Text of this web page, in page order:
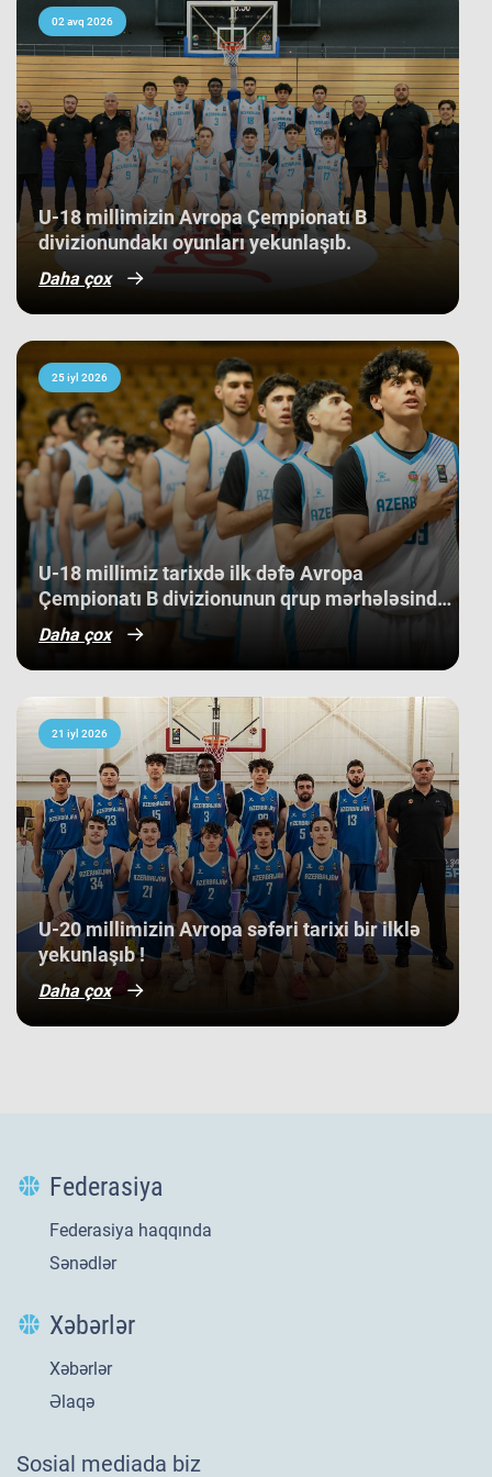
çempionatı 11-ci pillədə başa vurub.
Bu nəticə Azərbaycan basketbol
tarixində bir ilk kimi də statistikaya
düşüb. İlk baxışda yarışın tam
mərkəzində qərarlaşmaq adi bir
nəticə kimi görünsə də,
komandamızın yer aldığı qrupun
ağırlığı və rəqiblərin səviyyəsi bu
nəticənin adi bir nəticə olmadığını
göstərir. Bunu qrup mərhələsində
qarşılaşdığımız komandaların
çempionatın sonundakı yekun
mövqeləri də aydın sübut edir. Belə ki,
qrupdakı ən güclü rəqibimiz olan
İsveç millisi çempionatın bürünc
5-cisi olub. Şimali Makedoniya
yığması isə ilk onluqda qərarlaşaraq
çempionatı 9-cu sırada bitirib.
Millimiz çempionat boyu göstərdiyi
əzmkar oyun sayəsində ümumi
sıralamada düz 10 ölkəni geridə
qoymağı bacarıb. Basketbolçularımız
turnir cədvəlində Niderland, İsveçrə,
Kipr, Gürcüstan, Danimarka, Estoniya,
Slovakiya, Ermənistan, Albaniya və
Kosovo kimi komandaları üstəliyə
bilib. ​Belə bir gərgin rəqabət
mühitində qazanılan 11-ci yer gənc
basketbolçularımız üçün həm böyük
beynəlxalq təcrübə, həm də gələcək
turnirlərdə daha böyük uğurlar
02 avq 2026
U-18 millimizin Avropa Çempionatı B
divizionundakı oyunları yekunlaşıb.
Daha çox
25 iyl 2026
U-18 millimiz tarixdə ilk dəfə Avropa
Çempionatı B divizionunun qrup mərhələsində
qələbə qazanıb.
Daha çox
21 iyl 2026
​U-20 millimizin Avropa səfəri tarixi bir ilklə
yekunlaşıb !
Daha çox
Yeni
​U-20 millimizin
Federasiya
Federasiya haqqında
Sənədlər
Xəbərlər
Xəbərlər
Əlaqə
Sosial mediada biz